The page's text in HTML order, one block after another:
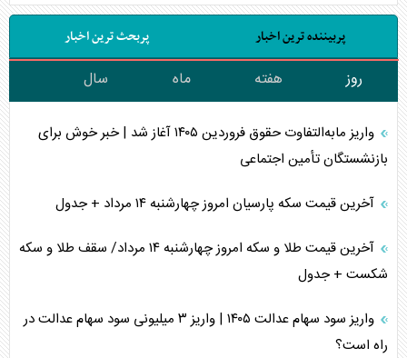
پربیننده ترین اخبار پربحث ترین اخبار
روز هفته ماه سال
واریز مابه‌التفاوت حقوق فروردین ۱۴۰۵ آغاز شد | خبر خوش برای
بازنشستگان تأمین اجتماعی
آخرین قیمت سکه پارسیان امروز چهارشنبه ۱۴ مرداد + جدول
آخرین قیمت طلا و سکه امروز چهارشنبه ۱۴ مرداد/ سقف طلا و سکه
شکست + جدول
واریز سود سهام عدالت ۱۴۰۵ | واریز ۳ میلیونی سود سهام عدالت در
راه است؟